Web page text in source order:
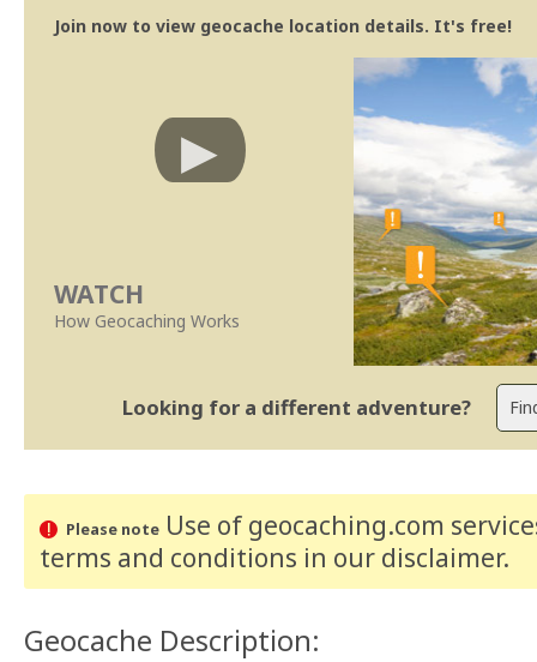
Join now to view geocache location details. It's free!
WATCH
How Geocaching Works
Looking for a different adventure?
Please noteUse of geocaching.com
terms and conditions in our disclaimer.
Geocache Description: